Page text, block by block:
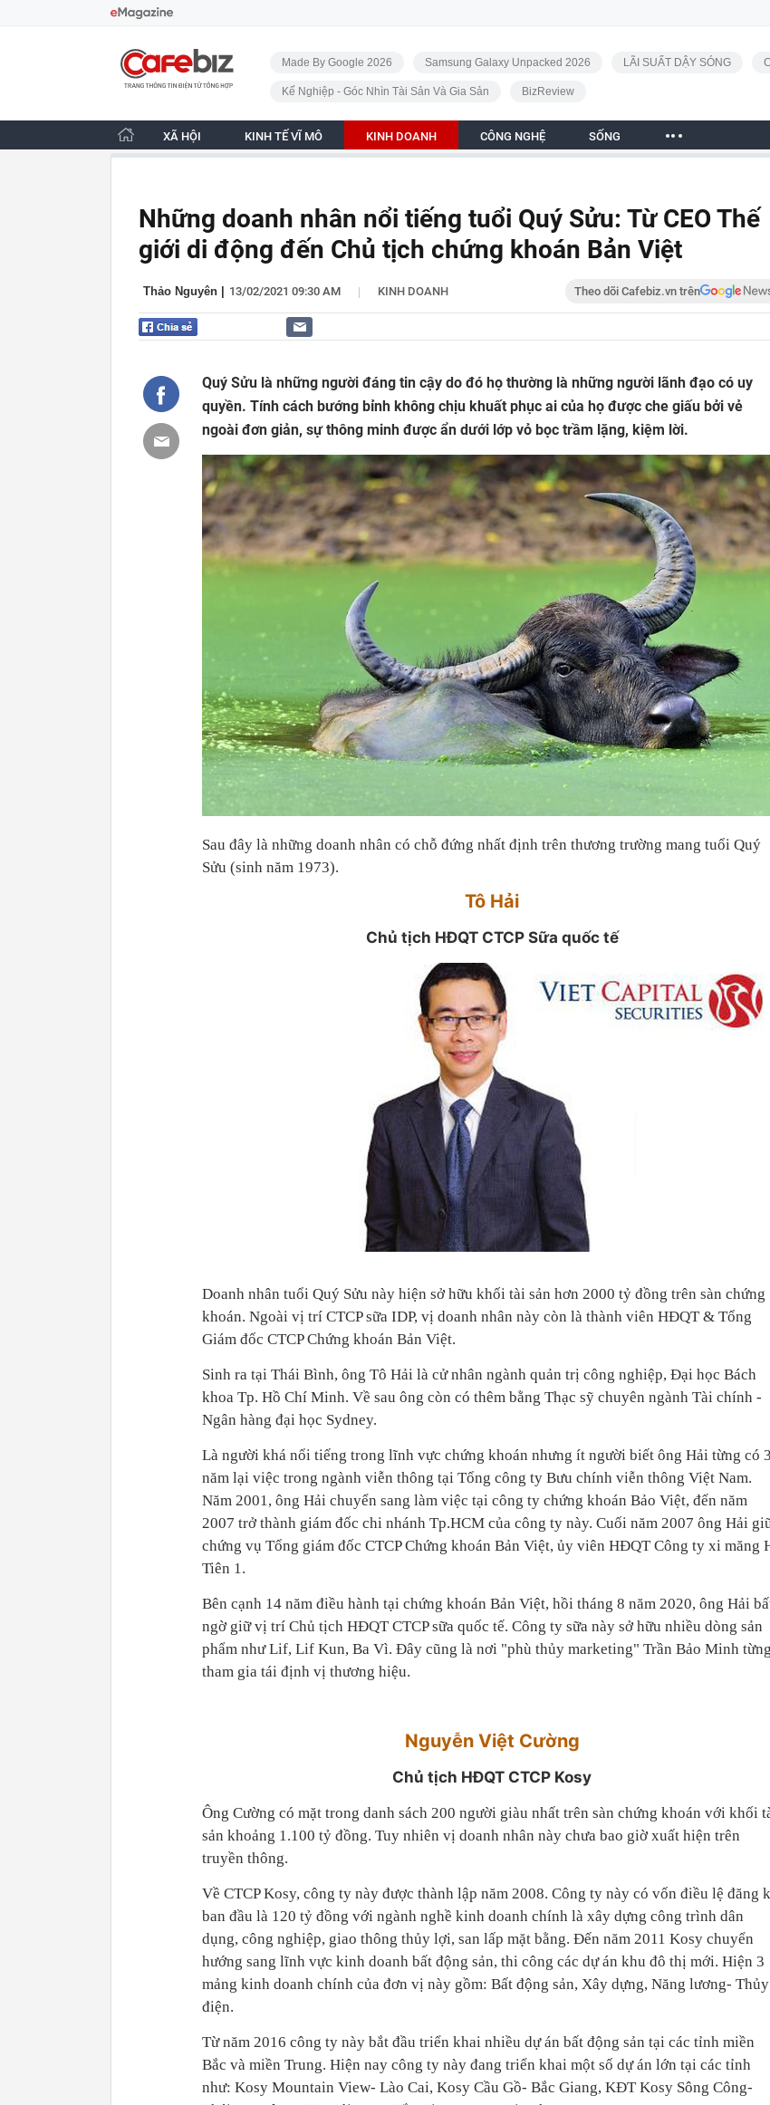
CafeBiz - Trang chủ
Made By Google 2026 Samsung Galaxy Unpacked 2026 LÃI SUẤT DẬY SÓNG
Kế Nghiệp - Góc Nhìn Tài Sản Và Gia Sản BizReview
XÃ HỘI KINH TẾ VĨ MÔ KINH DOANH CÔNG NGHỆ SỐNG
Những doanh nhân nổi tiếng tuổi Quý Sửu: Từ CEO Thế
giới di động đến Chủ tịch chứng khoán Bản Việt
Thảo Nguyên 13/02/2021 09:30 AM | KINH DOANH Theo dõi Cafebiz.vn trên
Quý Sửu là những người đáng tin cậy do đó họ thường là những người lãnh đạo có uy
quyền. Tính cách bướng bỉnh không chịu khuất phục ai của họ được che giấu bởi vẻ
ngoài đơn giản, sự thông minh được ẩn dưới lớp vỏ bọc trầm lặng, kiệm lời.
Sau đây là những doanh nhân có chỗ đứng nhất định trên thương trường mang tuổi Quý
Sửu (sinh năm 1973).
Tô Hải
Chủ tịch HĐQT CTCP Sữa quốc tế
Doanh nhân tuổi Quý Sửu này hiện sở hữu khối tài sản hơn 2000 tỷ đồng trên sàn chứng
khoán. Ngoài vị trí CTCP sữa IDP, vị doanh nhân này còn là thành viên HĐQT & Tổng
Giám đốc CTCP Chứng khoán Bản Việt.
Sinh ra tại Thái Bình, ông Tô Hải là cử nhân ngành quản trị công nghiệp, Đại học Bách
khoa Tp. Hồ Chí Minh. Về sau ông còn có thêm bằng Thạc sỹ chuyên ngành Tài chính -
Ngân hàng đại học Sydney.
Là người khá nổi tiếng trong lĩnh vực chứng khoán nhưng ít người biết ông Hải từng có 3
năm lại việc trong ngành viễn thông tại Tổng công ty Bưu chính viễn thông Việt Nam.
Năm 2001, ông Hải chuyển sang làm việc tại công ty chứng khoán Bảo Việt, đến năm
2007 trở thành giám đốc chi nhánh Tp.HCM của công ty này. Cuối năm 2007 ông Hải
chứng vụ Tổng giám đốc CTCP Chứng khoán Bản Việt, ủy viên HĐQT Công ty xi măng
Tiên 1.
Bên cạnh 14 năm điều hành tại chứng khoán Bản Việt, hồi tháng 8 năm 2020, ông Hải
ngờ giữ vị trí Chủ tịch HĐQT CTCP sữa quốc tế. Công ty sữa này sở hữu nhiều dòng sản
phẩm như Lif, Lif Kun, Ba Vì. Đây cũng là nơi "phù thủy marketing" Trần Bảo Minh từng
tham gia tái định vị thương hiệu.
Nguyễn Việt Cường
Chủ tịch HĐQT CTCP Kosy
Ông Cường có mặt trong danh sách 200 người giàu nhất trên sàn chứng khoán với khối
sản khoảng 1.100 tỷ đồng. Tuy nhiên vị doanh nhân này chưa bao giờ xuất hiện trên
truyền thông.
Về CTCP Kosy, công ty này được thành lập năm 2008. Công ty này có vốn điều lệ đăng
ban đầu là 120 tỷ đồng với ngành nghề kinh doanh chính là xây dựng công trình dân
dụng, công nghiệp, giao thông thủy lợi, san lấp mặt bằng. Đến năm 2011 Kosy chuyển
hướng sang lĩnh vực kinh doanh bất động sản, thi công các dự án khu đô thị mới. Hiện 3
mảng kinh doanh chính của đơn vị này gồm: Bất động sản, Xây dựng, Năng lương- Thủy
điện.
Từ năm 2016 công ty này bắt đầu triển khai nhiều dự án bất động sản tại các tỉnh miền
Bắc và miền Trung. Hiện nay công ty này đang triển khai một số dự án lớn tại các tỉnh
như: Kosy Mountain View- Lào Cai, Kosy Cầu Gồ- Bắc Giang, KĐT Kosy Sông Công-